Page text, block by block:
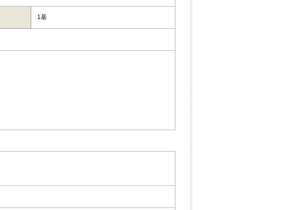
1基